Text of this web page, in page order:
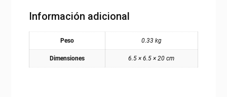
Información adicional
Peso 0.33 kg
Dimensiones 6.5 × 6.5 × 20 cm